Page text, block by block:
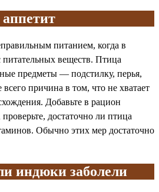
питанием, когда в
веществ. Птица
предметы — подстилку, перья,
причина в том, что не хватает
Добавьте в рацион
достаточно ли птица
Обычно этих мер достаточно
индюки заболели